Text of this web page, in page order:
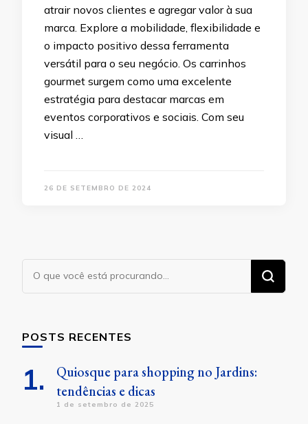
atrair novos clientes e agregar valor à sua
marca. Explore a mobilidade, flexibilidade e
o impacto positivo dessa ferramenta
versátil para o seu negócio. Os carrinhos
gourmet surgem como uma excelente
estratégia para destacar marcas em
eventos corporativos e sociais. Com seu
visual …
26 DE SETEMBRO DE 2024
Procurando
algo?
POSTS RECENTES
Quiosque para shopping no Jardins:
tendências e dicas
1 de setembro de 2025